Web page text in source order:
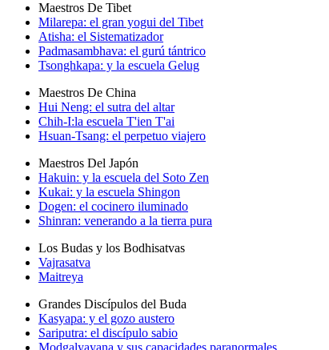
Maestros De Tibet
Milarepa: el gran yogui del Tibet
Atisha: el Sistematizador
Padmasambhava: el gurú tántrico
Tsonghkapa: y la escuela Gelug
Maestros De China
Hui Neng: el sutra del altar
Chih-I:la escuela T'ien T'ai
Hsuan-Tsang: el perpetuo viajero
Maestros Del Japón
Hakuin: y la escuela del Soto Zen
Kukai: y la escuela Shingon
Dogen: el cocinero iluminado
Shinran: venerando a la tierra pura
Los Budas y los Bodhisatvas
Vajrasatva
Maitreya
Grandes Discípulos del Buda
Kasyapa: y el gozo austero
Sariputra: el discípulo sabio
Modgalyayana y sus capacidades paranormales